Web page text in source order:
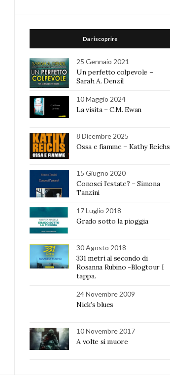
Da riscoprire
25 Gennaio 2021
Un perfetto colpevole –
Sarah A. Denzil
10 Maggio 2024
La visita – C.M. Ewan
8 Dicembre 2025
Ossa e fiamme – Kathy Reichs
15 Giugno 2020
Conosci l’estate? – Simona
Tanzini
17 Luglio 2018
Grado sotto la pioggia
30 Agosto 2018
331 metri al secondo di
Rosanna Rubino -Blogtour I
tappa.
24 Novembre 2009
Nick’s blues
10 Novembre 2017
A volte si muore